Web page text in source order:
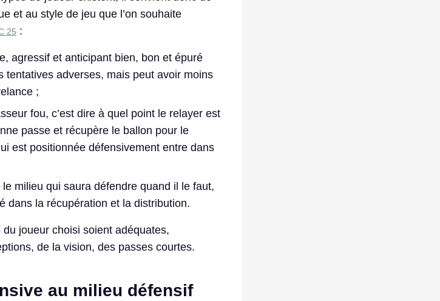
et au style de jeu que l’on souhaite
25 :
agressif et anticipant bien, bon et épuré
tentatives adverses, mais peut avoir moins
;
fou, c’est dire à quel point le relayer est
passe et récupère le ballon pour le
est positionnée défensivement entre dans
le milieu qui saura défendre quand il le faut,
dans la récupération et la distribution.
joueur choisi soient adéquates,
de la vision, des passes courtes.
au milieu défensif